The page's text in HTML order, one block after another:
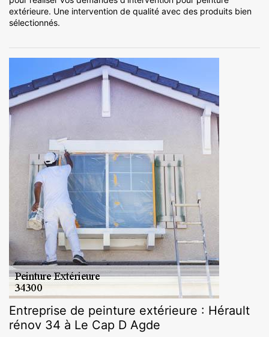
extérieure. Une intervention de qualité avec des produits bien
sélectionnés.
Entreprise de peinture extérieure : Hérault
rénov 34 à Le Cap D Agde